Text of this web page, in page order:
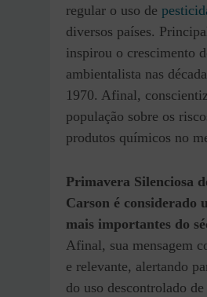
regular o uso de
diversos países.
inspirou o crescimento
ambientalista nas
1970. Afinal,
população sobre os
produtos químicos no
Primavera Silenciosa
Carson é considerado
mais importantes do
Afinal, sua mensagem
e relevante, alertando
do uso descontrolado